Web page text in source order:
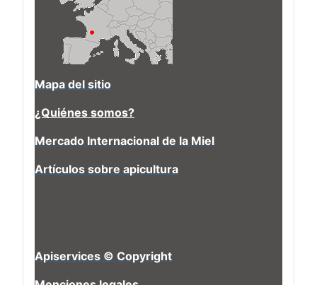
Mapa del sitio
¿Quiénes somos?
Mercado Internacional de la Miel
Artículos sobre apicultura
Apiservices © Copyright